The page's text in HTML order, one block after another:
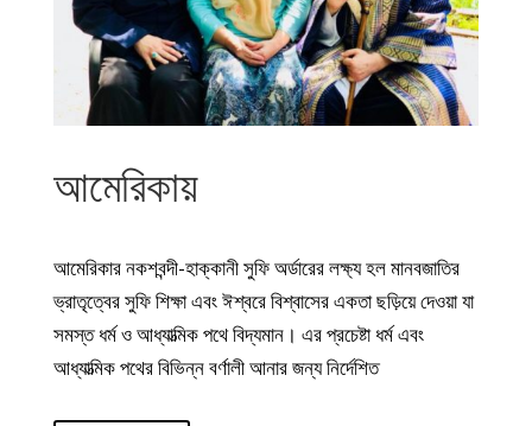
আমেরিকায়
আমেরিকার নকশবন্দী-হাক্কানী সুফি অর্ডারের লক্ষ্য হল মানবজাতির
ভ্রাতৃত্বের সুফি শিক্ষা এবং ঈশ্বরে বিশ্বাসের একতা ছড়িয়ে দেওয়া যা
সমস্ত ধর্ম ও আধ্যাত্মিক পথে বিদ্যমান। এর প্রচেষ্টা ধর্ম এবং
আধ্যাত্মিক পথের বিভিন্ন বর্ণালী আনার জন্য নির্দেশিত